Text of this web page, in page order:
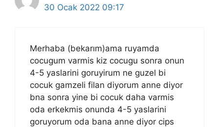
30 Ocak 2022 09:17
Merhaba (bekarım)ama ruyamda
cocugum varmis kiz cocugu sonra onun
4-5 yaslarini goruyirum ne guzel bi
cocuk gamzeli filan diyorum anne diyor
bna sonra yine bi cocuk daha varmis
oda erkekmis onunda 4-5 yaslarini
goruyorum oda bana anne diyor cips